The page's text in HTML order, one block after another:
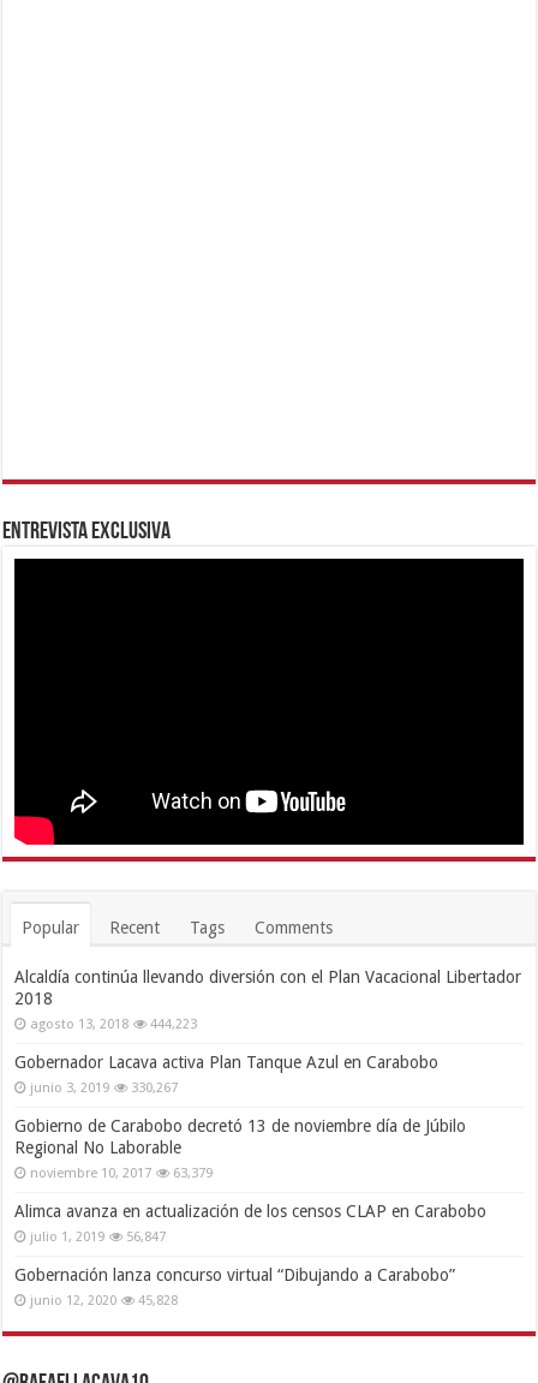
Entrevista Exclusiva
Popular Recent Tags Comments
Alcaldía continúa llevando diversión con el Plan Vacacional Libertador
2018
agosto 13, 2018 444,223
Gobernador Lacava activa Plan Tanque Azul en Carabobo
junio 3, 2019 330,267
Gobierno de Carabobo decretó 13 de noviembre día de Júbilo
Regional No Laborable
noviembre 10, 2017 63,379
Alimca avanza en actualización de los censos CLAP en Carabobo
julio 1, 2019 56,847
Gobernación lanza concurso virtual “Dibujando a Carabobo”
junio 12, 2020 45,828